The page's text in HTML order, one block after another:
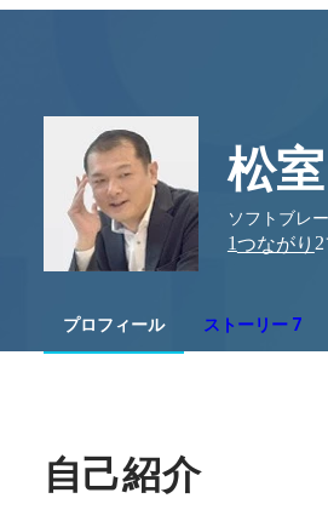
松
ソフトブレ
1つながり 2
プロフィール ストーリー 7
自己紹介